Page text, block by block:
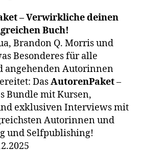
– Verwirkliche deinen
Buch!
Brandon Q. Morris und
Besonderes für alle
angehenden Autorinnen
DasAutorenPaket–
Bundle mit Kursen,
exklusiven Interviews mit
Autorinnen und
und Selfpublishing!